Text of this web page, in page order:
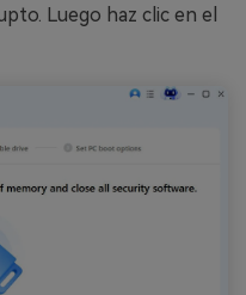
Luego haz clic en el